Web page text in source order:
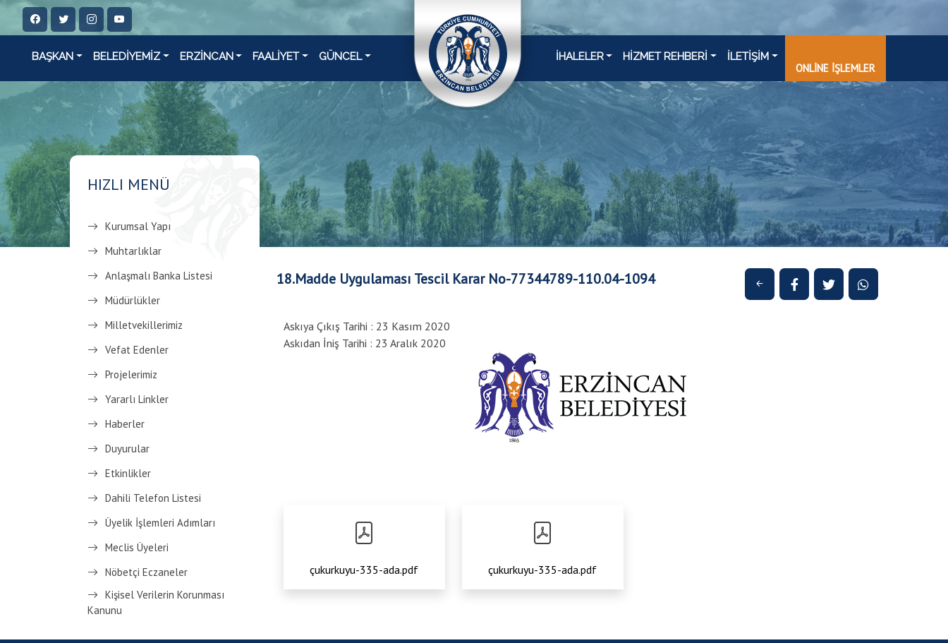
BAŞKAN BELEDİYEMİZ ERZİNCAN FAALİYET GÜNCEL İHALELER HİZMET REHBERİ İLETİŞİM
ONLİNE İŞLEMLER
HIZLI MENÜ
Kurumsal Yapı
Muhtarlıklar
Anlaşmalı Banka Listesi
Müdürlükler
Milletvekillerimiz
Vefat Edenler
Projelerimiz
Yararlı Linkler
Haberler
Duyurular
Etkinlikler
Dahili Telefon Listesi
Üyelik İşlemleri Adımları
Meclis Üyeleri
Nöbetçi Eczaneler
Kişisel Verilerin Korunması
Kanunu
18.Madde Uygulaması Tescil Karar No-77344789-110.04-1094
Askıya Çıkış Tarihi : 23 Kasım 2020
Askıdan İniş Tarihi : 23 Aralık 2020
çukurkuyu-335-ada.pdf çukurkuyu-335-ada.pdf